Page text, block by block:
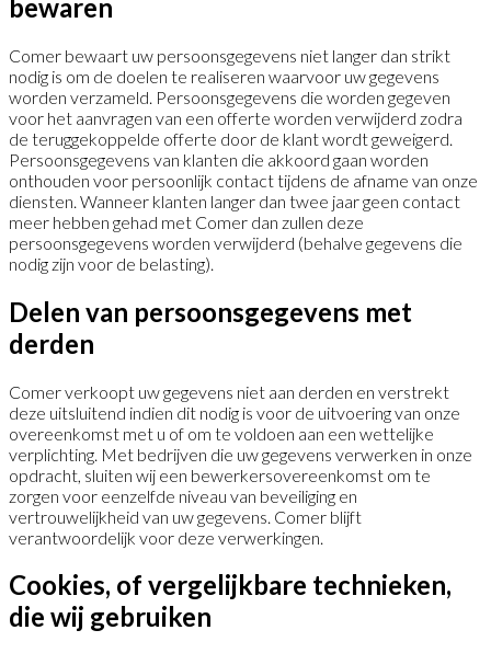
bewaren
Comer bewaart uw persoonsgegevens niet langer dan strikt
nodig is om de doelen te realiseren waarvoor uw gegevens
worden verzameld. Persoonsgegevens die worden gegeven
voor het aanvragen van een offerte worden verwijderd zodra
de teruggekoppelde offerte door de klant wordt geweigerd.
Persoonsgegevens van klanten die akkoord gaan worden
onthouden voor persoonlijk contact tijdens de afname van onze
diensten. Wanneer klanten langer dan twee jaar geen contact
meer hebben gehad met Comer dan zullen deze
persoonsgegevens worden verwijderd (behalve gegevens die
nodig zijn voor de belasting).
Delen van persoons­gegevens met
derden
Comer verkoopt uw gegevens niet aan derden en verstrekt
deze uitsluitend indien dit nodig is voor de uitvoering van onze
overeenkomst met u of om te voldoen aan een wettelijke
verplichting. Met bedrijven die uw gegevens verwerken in onze
opdracht, sluiten wij een bewerkersovereenkomst om te
zorgen voor eenzelfde niveau van beveiliging en
vertrouwelijkheid van uw gegevens. Comer blijft
verantwoordelijk voor deze verwerkingen.
Cookies, of vergelijkbare technieken,
die wij gebruiken